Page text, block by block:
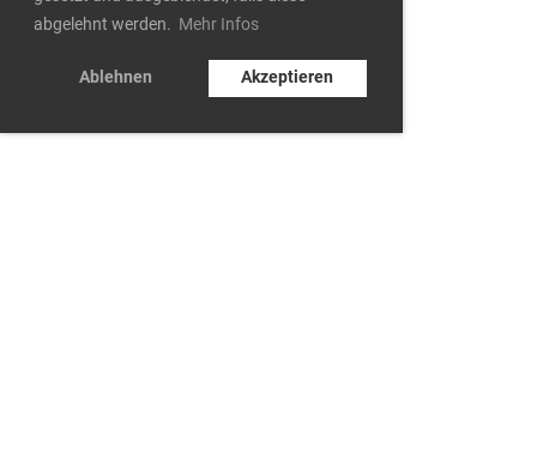
abgelehnt werden. Mehr Infos
Ablehnen Akzeptieren